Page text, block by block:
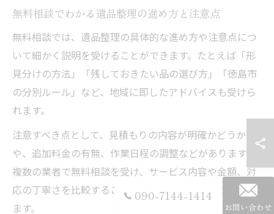
無料相談でわかる遺品整理の進め方と注意点
無料相談では、遺品整理の具体的な進め方や注意点につ
いて細かく説明を受けることができます。たとえば「形
見分けの方法」「残しておきたい品の選び方」「徳島市
の分別ルール」など、地域に即したアドバイスも受けら
れます。
注意すべき点として、見積もりの内容が明確かどうか
や、追加料金の有無、作業日程の調整などがあります。
複数の業者で無料相談を受け、サービス内容や金額、対
応の丁寧さを比較することが後悔のない選択につながり
ます。
090-7144-1414
お問い合わせ